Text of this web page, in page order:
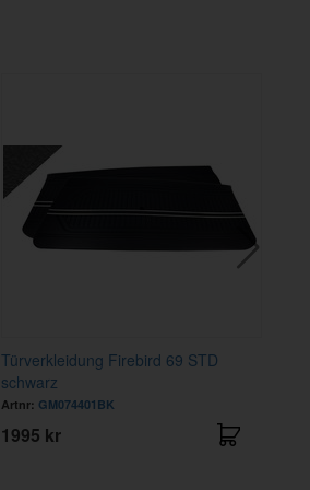
Türverkleidung Firebird 69 STD
schwarz
Artnr: GM074401BK
1995 kr